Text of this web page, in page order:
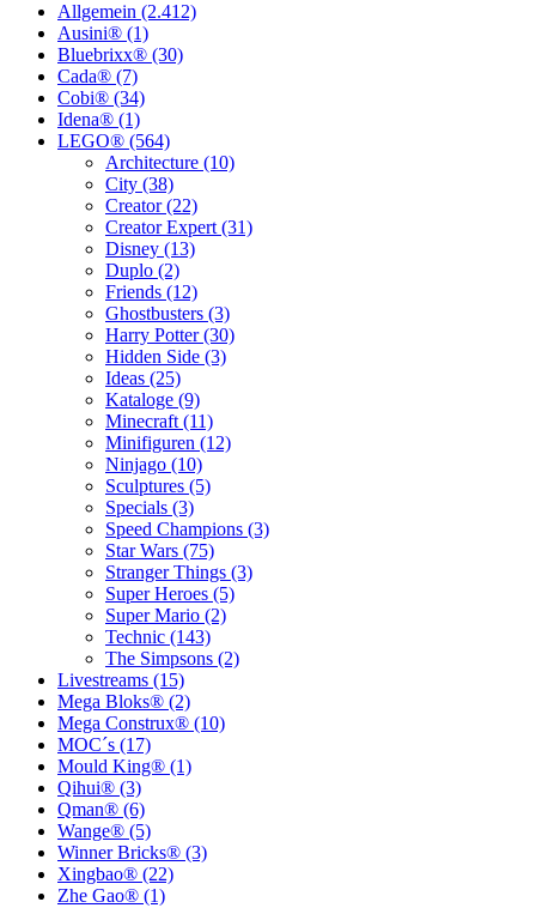
Allgemein (2.412)
Ausini® (1)
Bluebrixx® (30)
Cada® (7)
Cobi® (34)
Idena® (1)
LEGO® (564)
Architecture (10)
City (38)
Creator (22)
Creator Expert (31)
Disney (13)
Duplo (2)
Friends (12)
Ghostbusters (3)
Harry Potter (30)
Hidden Side (3)
Ideas (25)
Kataloge (9)
Minecraft (11)
Minifiguren (12)
Ninjago (10)
Sculptures (5)
Specials (3)
Speed Champions (3)
Star Wars (75)
Stranger Things (3)
Super Heroes (5)
Super Mario (2)
Technic (143)
The Simpsons (2)
Livestreams (15)
Mega Bloks® (2)
Mega Construx® (10)
MOC´s (17)
Mould King® (1)
Qihui® (3)
Qman® (6)
Wange® (5)
Winner Bricks® (3)
Xingbao® (22)
Zhe Gao® (1)